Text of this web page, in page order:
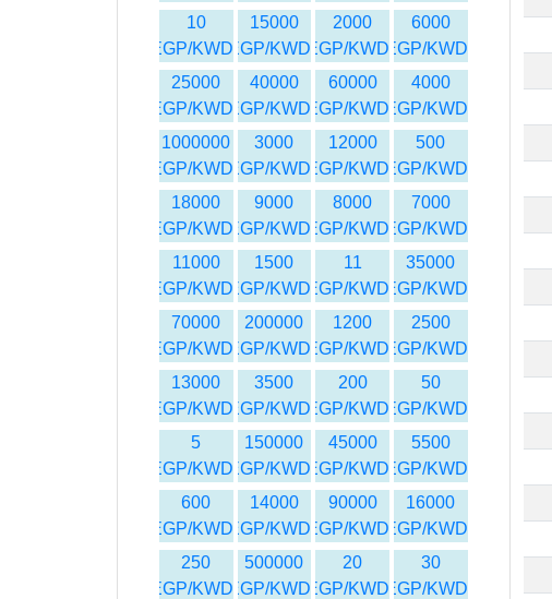
6000
EGP/KWD
2000
EGP/KWD
15000
EGP/KWD
10
EGP/KWD
4000
EGP/KWD
60000
EGP/KWD
40000
EGP/KWD
25000
EGP/KWD
500
EGP/KWD
12000
EGP/KWD
3000
EGP/KWD
1000000
EGP/KWD
7000
EGP/KWD
8000
EGP/KWD
9000
EGP/KWD
18000
EGP/KWD
35000
EGP/KWD
11
EGP/KWD
1500
EGP/KWD
11000
EGP/KWD
2500
EGP/KWD
1200
EGP/KWD
200000
EGP/KWD
70000
EGP/KWD
50
EGP/KWD
200
EGP/KWD
3500
EGP/KWD
13000
EGP/KWD
5500
EGP/KWD
45000
EGP/KWD
150000
EGP/KWD
5
EGP/KWD
16000
EGP/KWD
90000
EGP/KWD
14000
EGP/KWD
600
EGP/KWD
30
EGP/KWD
20
EGP/KWD
500000
EGP/KWD
250
EGP/KWD